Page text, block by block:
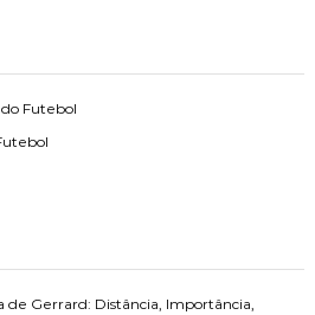
do Futebol
de Gerrard: Distância, Importância,